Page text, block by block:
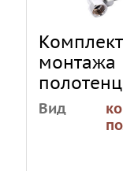
монтажа
TERA
Вид